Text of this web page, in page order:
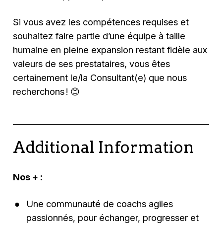
Si vous avez les compétences requises et
souhaitez faire partie d’une équipe à taille
humaine en pleine expansion restant fidèle aux
valeurs de ses prestataires, vous êtes
certainement le/la Consultant(e) que nous
recherchons ! 😊
Additional Information
Nos + :
Une communauté de coachs agiles
passionnés, pour échanger, progresser et